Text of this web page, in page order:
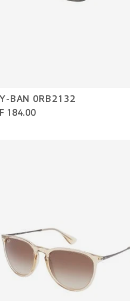
BAN 0RB2132
184.00